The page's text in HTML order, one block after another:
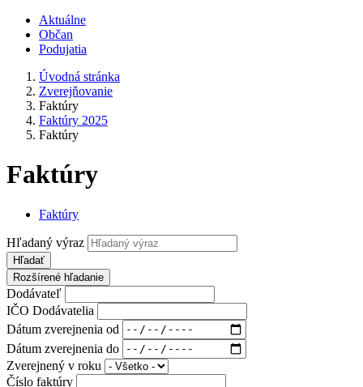
Aktuálne
Občan
Podujatia
Úvodná stránka
Zverejňovanie
Faktúry
Faktúry 2025
Faktúry
Faktúry
Faktúry
Hľadaný výraz
Hľadať
Rozšírené hľadanie
Dodávateľ
IČO Dodávatelia
Dátum zverejnenia od
Dátum zverejnenia do
Zverejnený v roku
Číslo faktúry